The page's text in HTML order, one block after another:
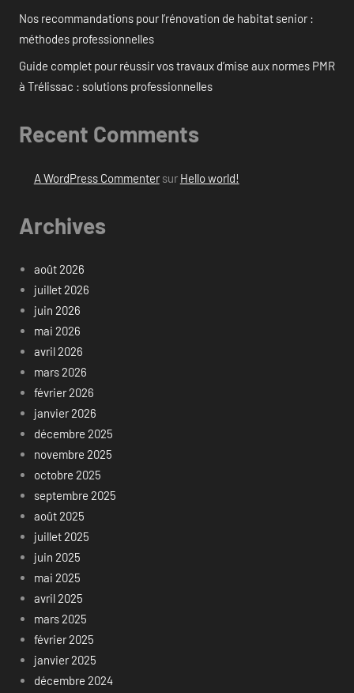
Nos recommandations pour l’rénovation de habitat senior :
méthodes professionnelles
Guide complet pour réussir vos travaux d’mise aux normes PMR
à Trélissac : solutions professionnelles
Recent Comments
A WordPress Commentersur Hello world!
Archives
août 2026
juillet 2026
juin 2026
mai 2026
avril 2026
mars 2026
février 2026
janvier 2026
décembre 2025
novembre 2025
octobre 2025
septembre 2025
août 2025
juillet 2025
juin 2025
mai 2025
avril 2025
mars 2025
février 2025
janvier 2025
décembre 2024